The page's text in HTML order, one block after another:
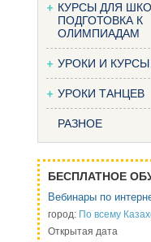
КУРСЫ ДЛЯ
ПОДГОТОВКА К
ОЛИМПИАДАМ
УРОКИ И
УРОКИ ТАНЦЕВ
РАЗНОЕ
БЕСПЛАТНОЕ
Вебинары по
город: По всему
Открытая дата